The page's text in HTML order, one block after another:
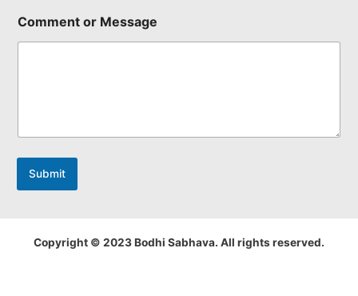
Comment or Message
Submit
Copyright © 2023 Bodhi Sabhava. All rights reserved.